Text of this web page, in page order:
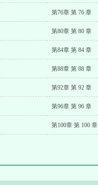
第76章 第 76 章
第80章 第 80 章
第84章 第 84 章
第88章 第 88 章
第92章 第 92 章
第96章 第 96 章
第100章 第 100 章